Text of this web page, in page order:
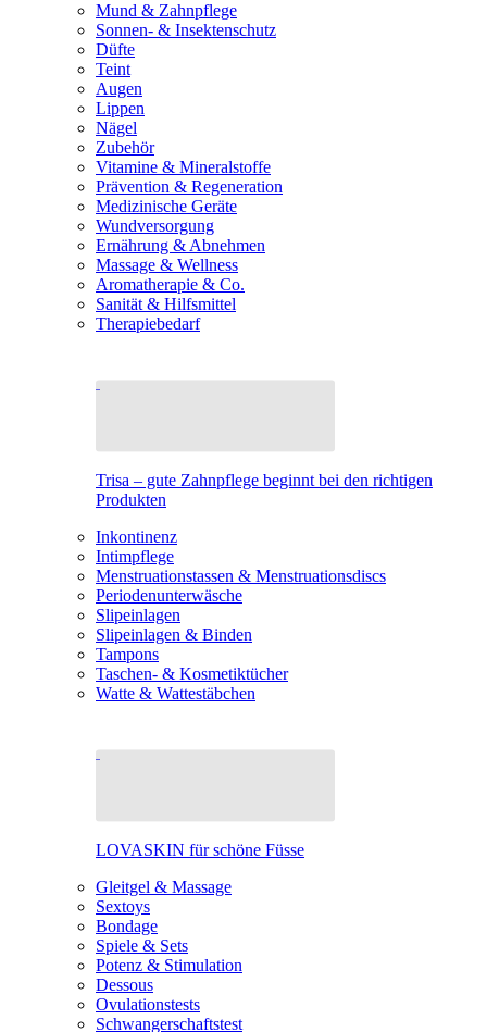
Mund & Zahnpflege
Sonnen- & Insektenschutz
Düfte
Teint
Augen
Lippen
Nägel
Zubehör
Vitamine & Mineralstoffe
Prävention & Regeneration
Medizinische Geräte
Wundversorgung
Ernährung & Abnehmen
Massage & Wellness
Aromatherapie & Co.
Sanität & Hilfsmittel
Therapiebedarf
Trisa – gute Zahnpflege beginnt bei den richtigen
Produkten
Inkontinenz
Intimpflege
Menstruationstassen & Menstruationsdiscs
Periodenunterwäsche
Slipeinlagen
Slipeinlagen & Binden
Tampons
Taschen- & Kosmetiktücher
Watte & Wattestäbchen
LOVASKIN für schöne Füsse
Gleitgel & Massage
Sextoys
Bondage
Spiele & Sets
Potenz & Stimulation
Dessous
Ovulationstests
Schwangerschaftstest